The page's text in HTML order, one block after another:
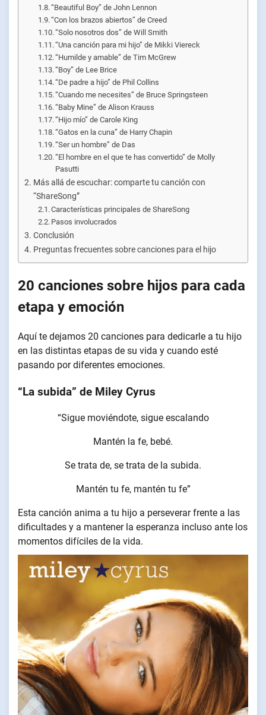
“Beautiful Boy” de John Lennon
“Con los brazos abiertos” de Creed
“Solo nosotros dos” de Will Smith
“Una canción para mi hijo” de Mikki Viereck
“Humilde y amable” de Tim McGrew
“Boy” de Lee Brice
“De padre a hijo” de Phil Collins
“Cuando me necesites” de Bruce Springsteen
“Baby Mine” de Alison Krauss
“Hijo mío” de Carole King
“Gatos en la cuna” de Harry Chapin
“Ser un hombre” de Das
“El hombre en el que te has convertido” de Molly
Pasutti
Más allá de escuchar: comparte tu canción con
“ShareSong”
Características principales de ShareSong
Pasos involucrados
Conclusión
Preguntas frecuentes sobre canciones para el hijo
20 canciones sobre hijos para cada
etapa y emoción
Aquí te dejamos 20 canciones para dedicarle a tu hijo
en las distintas etapas de su vida y cuando esté
pasando por diferentes emociones.
“La subida” de Miley Cyrus
“Sigue moviéndote, sigue escalando
Mantén la fe, bebé.
Se trata de, se trata de la subida.
Mantén tu fe, mantén tu fe”
Esta canción anima a tu hijo a perseverar frente a las
dificultades y a mantener la esperanza incluso ante los
momentos difíciles de la vida.